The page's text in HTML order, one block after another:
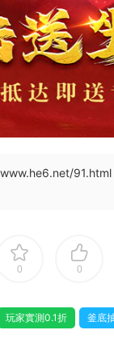
91.html
0 0
玩家實測0.1折
釜底